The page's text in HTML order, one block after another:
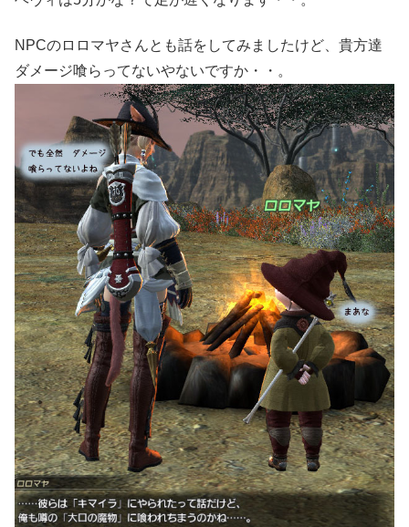
NPCのロロマヤさんとも話をしてみましたけど、貴方達
ダメージ喰らってないやないですか・・。